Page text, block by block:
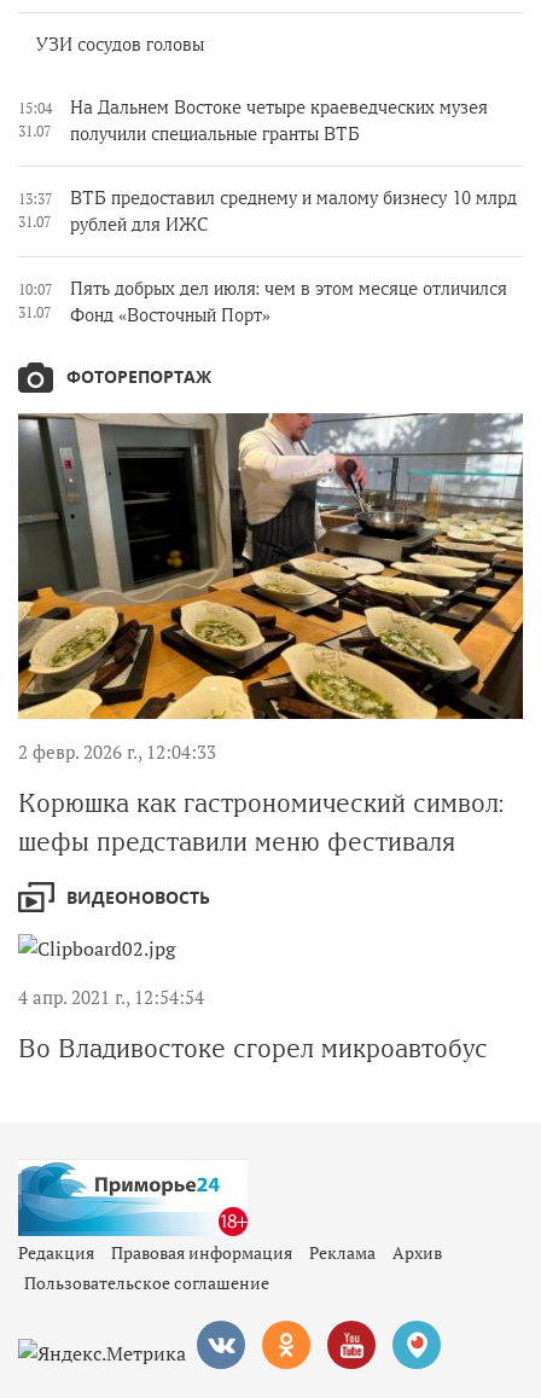
УЗИ сосудов головы
15:04
31.07
На Дальнем Востоке четыре краеведческих музея
получили специальные гранты ВТБ
13:37
31.07
ВТБ предоставил среднему и малому бизнесу 10 млрд
рублей для ИЖС
10:07
31.07
Пять добрых дел июля: чем в этом месяце отличился
Фонд «Восточный Порт»
ФОТОРЕПОРТАЖ
2 февр. 2026 г., 12:04:33
Корюшка как гастрономический символ:
шефы представили меню фестиваля
ВИДЕОНОВОСТЬ
4 апр. 2021 г., 12:54:54
Во Владивостоке сгорел микроавтобус
Редакция Правовая информация Реклама
Архив
Пользовательское соглашение